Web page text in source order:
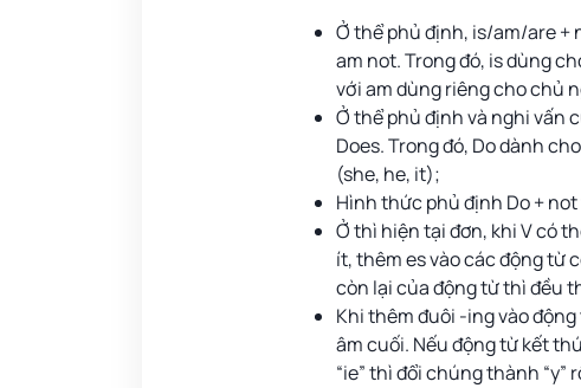
Ở thể phủ định, is/am/are +
am not. Trong đó, is dùng
với am dùng riêng cho chủ
Ở thể phủ định và nghi vấn
Does. Trong đó, Do dành
(she, he, it);
Hình thức phủ định Do + not
Ở thì hiện tại đơn, khi V có
ít, thêm es vào các động từ
còn lại của động từ thì đều
Khi thêm đuôi -ing vào
âm cuối. Nếu động từ kết
“ie” thì đổi chúng thành “y”